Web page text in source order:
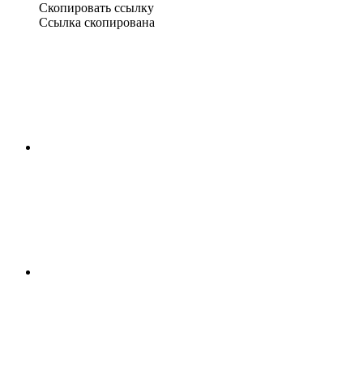
Скопировать ссылку
Ссылка скопирована